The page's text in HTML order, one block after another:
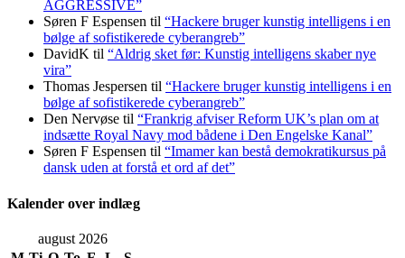
AGGRESSIVE”
Søren F Espensen til “Hackere bruger kunstig intelligens i en
bølge af sofistikerede cyberangreb”
DavidK til “Aldrig sket før: Kunstig intelligens skaber nye
vira”
Thomas Jespersen til “Hackere bruger kunstig intelligens i en
bølge af sofistikerede cyberangreb”
Den Nervøse til “Frankrig afviser Reform UK’s plan om at
indsætte Royal Navy mod bådene i Den Engelske Kanal”
Søren F Espensen til “Imamer kan bestå demokratikursus på
dansk uden at forstå et ord af det”
Kalender over indlæg
august 2026